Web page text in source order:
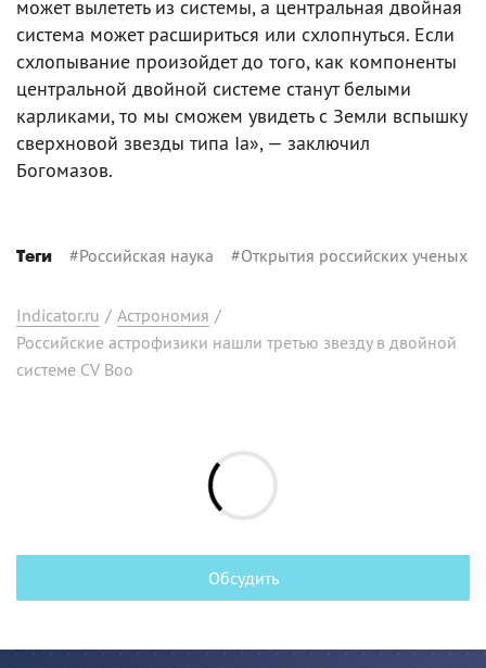
может вылететь из системы, а центральная двойная
система может расшириться или схлопнуться. Если
схлопывание произойдет до того, как компоненты
центральной двойной системе станут белыми
карликами, то мы сможем увидеть с Земли вспышку
сверхновой звезды типа Ia», — заключил
Богомазов.
Теги #Российская наука #Открытия российских ученых
Indicator.ru / Астрономия /
Российские астрофизики нашли третью звезду в двойной
системе CV Boo
Обсудить